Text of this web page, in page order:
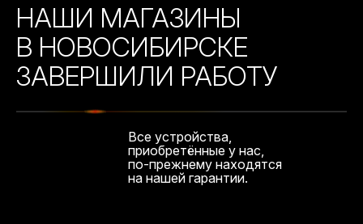
НАШИ МАГАЗИНЫ
В НОВОСИБИРСКЕ
ЗАВЕРШИЛИ РАБОТУ
Все устройства,
приобретённые у нас,
по-прежнему находятся
на нашей гарантии.